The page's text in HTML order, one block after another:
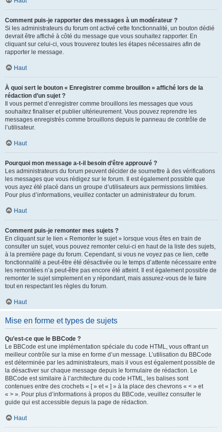
Comment puis-je rapporter des messages à un modérateur ?
Si les administrateurs du forum ont activé cette fonctionnalité, un bouton dédié
devrait être affiché à côté du message que vous souhaitez rapporter. En
cliquant sur celui-ci, vous trouverez toutes les étapes nécessaires afin de
rapporter le message.
Haut
À quoi sert le bouton « Enregistrer comme brouillon » affiché lors de la
rédaction d’un sujet ?
Il vous permet d’enregistrer comme brouillons les messages que vous
souhaitez finaliser et publier ultérieurement. Vous pouvez reprendre les
messages enregistrés comme brouillons depuis le panneau de contrôle de
l’utilisateur.
Haut
Pourquoi mon message a-t-il besoin d’être approuvé ?
Les administrateurs du forum peuvent décider de soumettre à des vérifications
les messages que vous rédigez sur le forum. Il est également possible que
vous ayez été placé dans un groupe d’utilisateurs aux permissions limitées.
Pour plus d’informations, veuillez contacter un administrateur du forum.
Haut
Comment puis-je remonter mes sujets ?
En cliquant sur le lien « Remonter le sujet » lorsque vous êtes en train de
consulter un sujet, vous pouvez remonter celui-ci en haut de la liste des sujets,
à la première page du forum. Cependant, si vous ne voyez pas ce lien, cette
fonctionnalité a peut-être été désactivée ou le temps d’attente nécessaire entre
les remontées n’a peut-être pas encore été atteint. Il est également possible de
remonter le sujet simplement en y répondant, mais assurez-vous de le faire
tout en respectant les règles du forum.
Haut
Mise en forme et types de sujets
Qu’est-ce que le BBCode ?
Le BBCode est une implémentation spéciale du code HTML, vous offrant un
meilleur contrôle sur la mise en forme d’un message. L’utilisation du BBCode
est déterminée par les administrateurs, mais il vous est également possible de
la désactiver sur chaque message depuis le formulaire de rédaction. Le
BBCode est similaire à l’architecture du code HTML, les balises sont
contenues entre des crochets « [ » et « ] » à la place des chevrons « < » et
« > ». Pour plus d’informations à propos du BBCode, veuillez consulter le
guide qui est accessible depuis la page de rédaction.
Haut